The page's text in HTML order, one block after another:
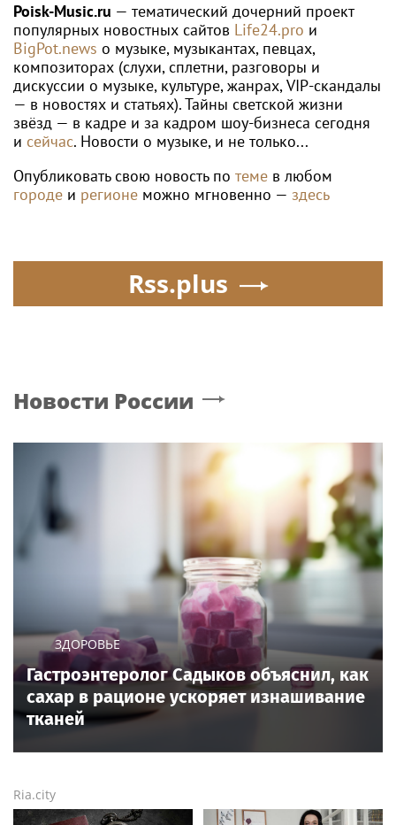
Poisk-Music.ru — тематический дочерний проект
популярных новостных сайтов Life24.pro и
BigPot.news о музыке, музыкантах, певцах,
композиторах (слухи, сплетни, разговоры и
дискуссии о музыке, культуре, жанрах, VIP-скандалы
— в новостях и статьях). Тайны светской жизни
звёзд — в кадре и за кадром шоу-бизнеса сегодня
и сейчас. Новости о музыке, и не только...
Опубликовать свою новость по теме в любом
городе и регионе можно мгновенно — здесь
Rss.plus
Новости России
ЗДОРОВЬЕ
Гастроэнтеролог Садыков объяснил, как
сахар в рационе ускоряет изнашивание
тканей
Ria.city